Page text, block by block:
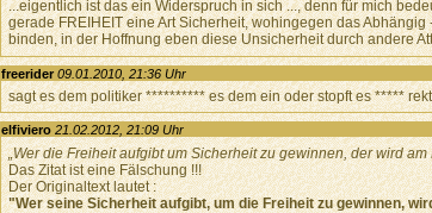
...eigentlich ist das ein Widerspruch in sich ..., denn für mich
gerade FREIHEIT eine Art Sicherheit, wohingegen das
binden, in der Hoffnung eben diese Unsicherheit durch andere
freerider 09.01.2010, 21:36 Uhr
sagt es dem politiker ********** es dem ein oder stopft es *****
elfiviero 21.02.2012, 21:09 Uhr
„Wer die Freiheit aufgibt um Sicherheit zu gewinnen, der wird
Das Zitat ist eine Fälschung !!!
Der Originaltext lautet :
"Wer seine Sicherheit aufgibt, um die Freiheit zu gewinnen,